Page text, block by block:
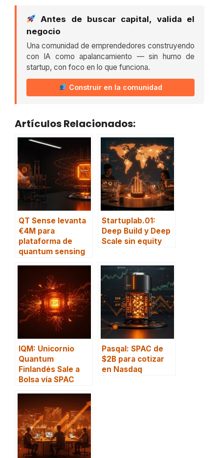
Antes de buscar capital, valida el
negocio
Una comunidad de emprendedores construyendo
con IA como apalancamiento — sin humo de
startup, con foco en lo que funciona.
Construir en la comunidad
Artículos Relacionados:
QT Sense levanta
€4M para
plataforma de
quantum sensing
Startuplab.01:
Deep Build y Deep
Scale sin equity
IQM: Unicornio
Quantum
Finlandés Sale a
Bolsa vía SPAC
Pasqal: SPAC de
$2B para cotizar
en Nasdaq